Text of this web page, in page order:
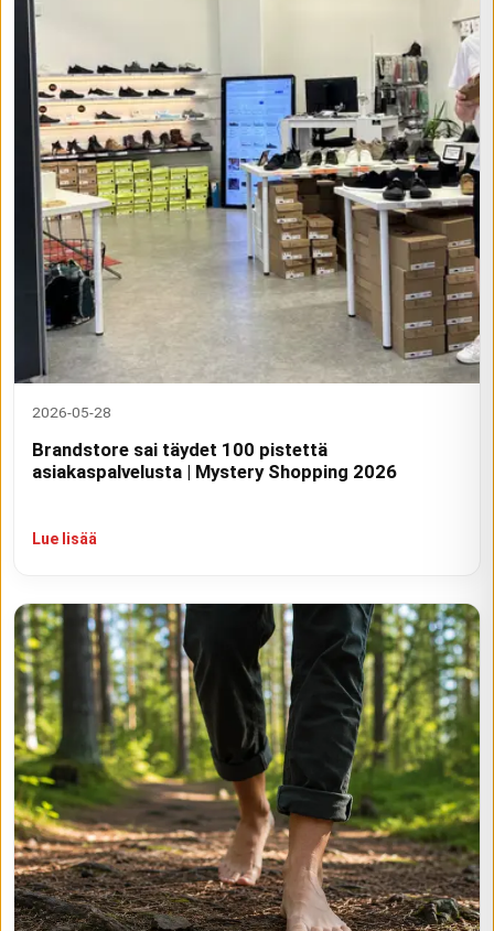
2026-05-28
Brandstore sai täydet 100 pistettä
asiakaspalvelusta | Mystery Shopping 2026
Lue lisää